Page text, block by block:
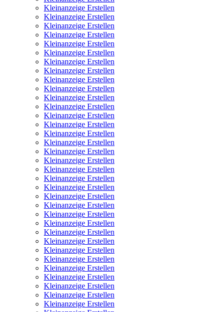
Kleinanzeige Erstellen
Kleinanzeige Erstellen
Kleinanzeige Erstellen
Kleinanzeige Erstellen
Kleinanzeige Erstellen
Kleinanzeige Erstellen
Kleinanzeige Erstellen
Kleinanzeige Erstellen
Kleinanzeige Erstellen
Kleinanzeige Erstellen
Kleinanzeige Erstellen
Kleinanzeige Erstellen
Kleinanzeige Erstellen
Kleinanzeige Erstellen
Kleinanzeige Erstellen
Kleinanzeige Erstellen
Kleinanzeige Erstellen
Kleinanzeige Erstellen
Kleinanzeige Erstellen
Kleinanzeige Erstellen
Kleinanzeige Erstellen
Kleinanzeige Erstellen
Kleinanzeige Erstellen
Kleinanzeige Erstellen
Kleinanzeige Erstellen
Kleinanzeige Erstellen
Kleinanzeige Erstellen
Kleinanzeige Erstellen
Kleinanzeige Erstellen
Kleinanzeige Erstellen
Kleinanzeige Erstellen
Kleinanzeige Erstellen
Kleinanzeige Erstellen
Kleinanzeige Erstellen